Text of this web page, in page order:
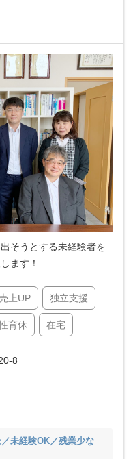
そうとする未経験者を
ます！
上UP 独立支援
育休 在宅
8
未経験OK／残業少な